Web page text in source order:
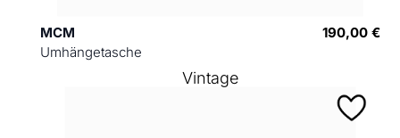
MCM
Umhängetasche
190,00 €
Vintage